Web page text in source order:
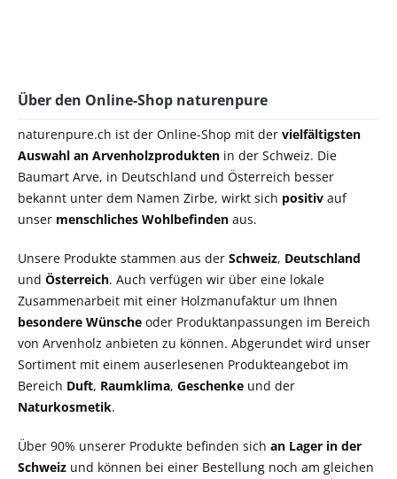
Über den Online-Shop naturenpure
naturenpure.ch ist der Online-Shop mit der vielfältigsten
Auswahl an Arvenholzprodukten in der Schweiz. Die
Baumart Arve, in Deutschland und Österreich besser
bekannt unter dem Namen Zirbe, wirkt sich positiv auf
unser menschliches Wohlbefinden aus.
Unsere Produkte stammen aus der Schweiz, Deutschland
und Österreich. Auch verfügen wir über eine lokale
Zusammenarbeit mit einer Holzmanufaktur um Ihnen
besondere Wünsche oder Produktanpassungen im Bereich
von Arvenholz anbieten zu können. Abgerundet wird unser
Sortiment mit einem auserlesenen Produkteangebot im
Bereich Duft, Raumklima, Geschenke und der
Naturkosmetik.
Über 90% unserer Produkte befinden sich an Lager in der
Schweiz und können bei einer Bestellung noch am gleichen